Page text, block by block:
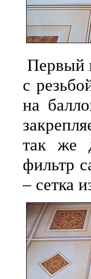
Первый
с
на
так же
фильтр
– сетка